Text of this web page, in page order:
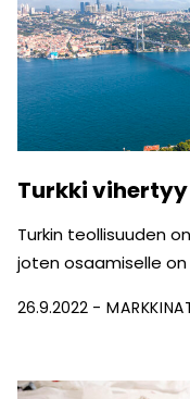
Turkki
Turkin teollisuuden
joten osaamiselle on
26.9.2022